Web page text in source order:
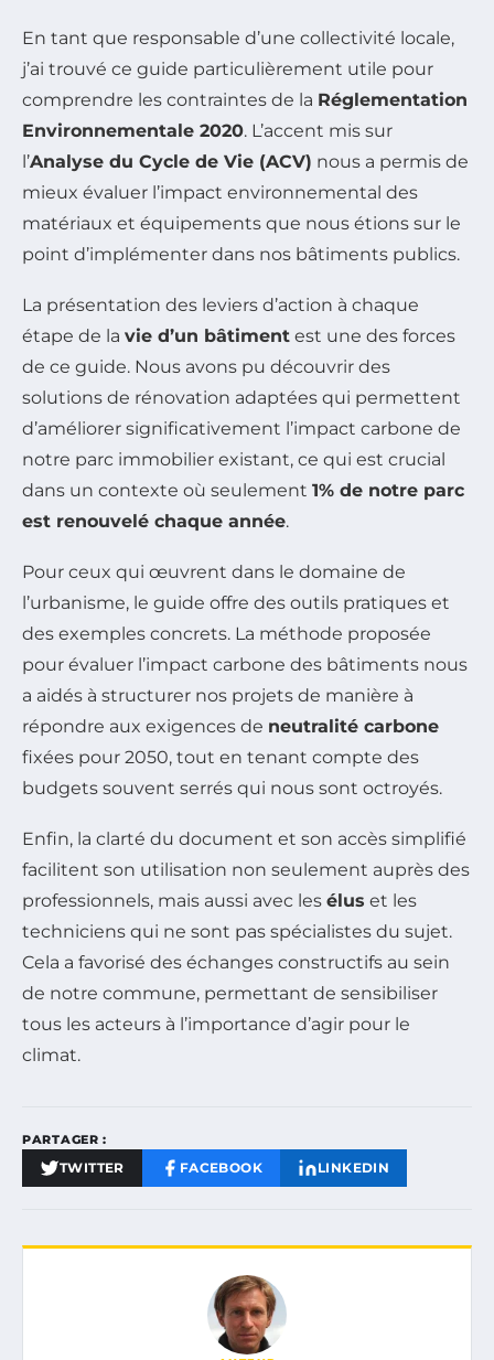
En tant que responsable d’une collectivité locale,
j’ai trouvé ce guide particulièrement utile pour
comprendre les contraintes de la Réglementation
Environnementale 2020. L’accent mis sur
l’Analyse du Cycle de Vie (ACV) nous a permis de
mieux évaluer l’impact environnemental des
matériaux et équipements que nous étions sur le
point d’implémenter dans nos bâtiments publics.
La présentation des leviers d’action à chaque
étape de la vie d’un bâtiment est une des forces
de ce guide. Nous avons pu découvrir des
solutions de rénovation adaptées qui permettent
d’améliorer significativement l’impact carbone de
notre parc immobilier existant, ce qui est crucial
dans un contexte où seulement 1% de notre parc
est renouvelé chaque année.
Pour ceux qui œuvrent dans le domaine de
l’urbanisme, le guide offre des outils pratiques et
des exemples concrets. La méthode proposée
pour évaluer l’impact carbone des bâtiments nous
a aidés à structurer nos projets de manière à
répondre aux exigences de neutralité carbone
fixées pour 2050, tout en tenant compte des
budgets souvent serrés qui nous sont octroyés.
Enfin, la clarté du document et son accès simplifié
facilitent son utilisation non seulement auprès des
professionnels, mais aussi avec les élus et les
techniciens qui ne sont pas spécialistes du sujet.
Cela a favorisé des échanges constructifs au sein
de notre commune, permettant de sensibiliser
tous les acteurs à l’importance d’agir pour le
climat.
PARTAGER :
TWITTER FACEBOOK LINKEDIN